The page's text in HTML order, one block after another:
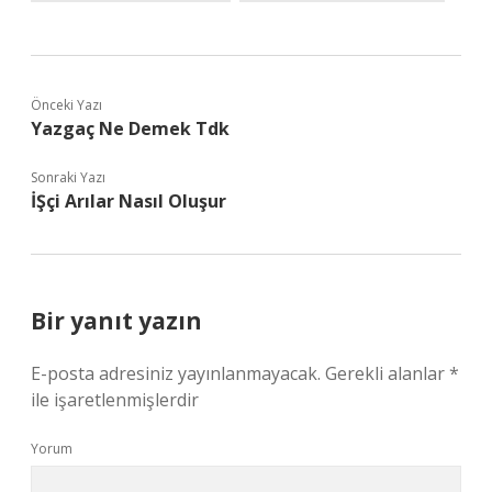
Önceki Yazı
Yazgaç Ne Demek Tdk
Sonraki Yazı
İŞçi Arılar Nasıl Oluşur
Bir yanıt yazın
E-posta adresiniz yayınlanmayacak. Gerekli alanlar*
ile işaretlenmişlerdir
Yorum